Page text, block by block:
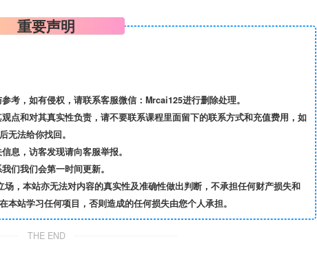
重要声明
考，如有侵权，请联系客服微信：Mrcai125进行删除处理。
点和对其真实性负责，请不要联系课程里面留下的联系方式和充值费用，如
无法给你找回。
息，访客发现请向客服举报。
们我们会第一时间更新。
，本站亦无法对内容的真实性及准确性做出判断，不承担任何财产损失和
站学习任何项目，否则造成的任何损失由您个人承担。
THE END